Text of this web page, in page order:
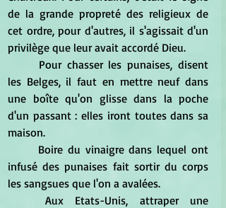
de la grande propreté des religieux de
cet ordre, pour d'autres, il s'agissait d'un
privilège que leur avait accordé Dieu.
Pour chasser les punaises, disent
les Belges, il faut en mettre neuf dans
une boîte qu'on glisse dans la poche
d'un passant : elles iront toutes dans sa
maison.
Boire du vinaigre dans lequel ont
infusé des punaises fait sortir du corps
les sangsues que l'on a avalées.
Aux Etats-Unis, attraper une